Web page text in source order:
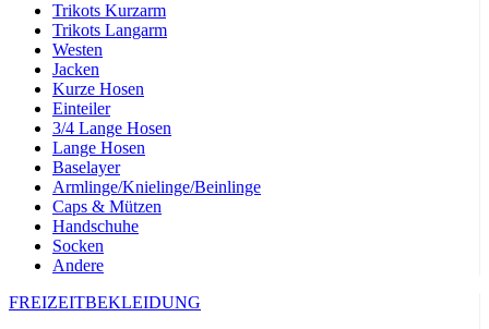
Trikots Kurzarm
Trikots Langarm
Westen
Jacken
Kurze Hosen
Einteiler
3/4 Lange Hosen
Lange Hosen
Baselayer
Armlinge/Knielinge/Beinlinge
Caps & Mützen
Handschuhe
Socken
Andere
FREIZEITBEKLEIDUNG